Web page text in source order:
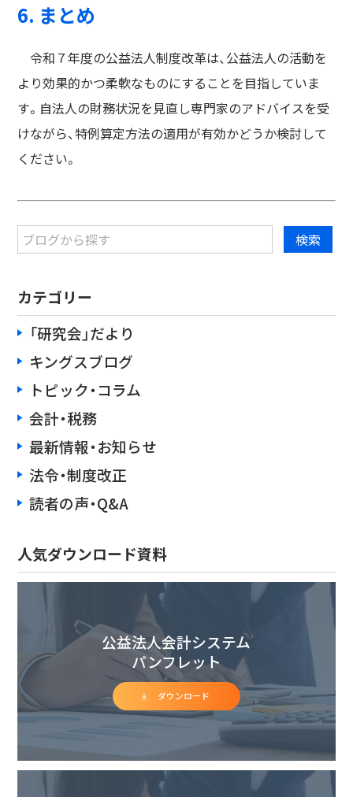
6. まとめ
令和７年度の公益法人制度改革は、公益法人の活動を
より効果的かつ柔軟なものにすることを目指していま
す。自法人の財務状況を見直し専門家のアドバイスを受
けながら、特例算定方法の適用が有効かどうか検討して
ください。
カテゴリー
「研究会」だより
キングスブログ
トピック・コラム
会計・税務
最新情報・お知らせ
法令・制度改正
読者の声・Q&A
人気ダウンロード資料
公益法人会計システム
パンフレット
ダウンロード